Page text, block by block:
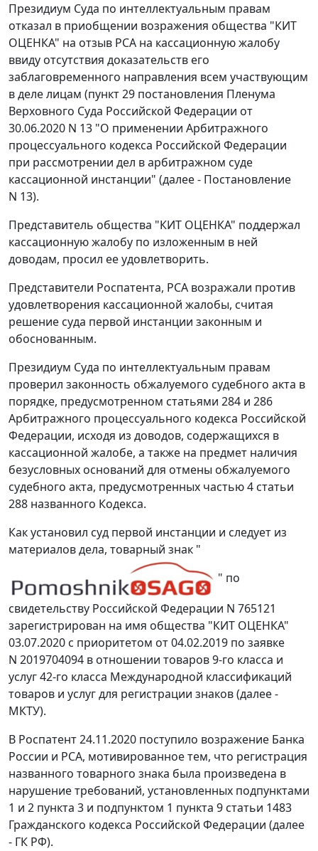
Президиум Суда по интеллектуальным правам
отказал в приобщении возражения общества "КИТ
ОЦЕНКА" на отзыв РСА на кассационную жалобу
ввиду отсутствия доказательств его
заблаговременного направления всем участвующим
в деле лицам (пункт 29 постановления Пленума
Верховного Суда Российской Федерации от
30.06.2020 N 13 "О применении Арбитражного
процессуального кодекса Российской Федерации
при рассмотрении дел в арбитражном суде
кассационной инстанции" (далее - Постановление
N 13).
Представитель общества "КИТ ОЦЕНКА" поддержал
кассационную жалобу по изложенным в ней
доводам, просил ее удовлетворить.
Представители Роспатента, РСА возражали против
удовлетворения кассационной жалобы, считая
решение суда первой инстанции законным и
обоснованным.
Президиум Суда по интеллектуальным правам
проверил законность обжалуемого судебного акта в
порядке, предусмотренном статьями 284 и 286
Арбитражного процессуального кодекса Российской
Федерации, исходя из доводов, содержащихся в
кассационной жалобе, а также на предмет наличия
безусловных оснований для отмены обжалуемого
судебного акта, предусмотренных частью 4 статьи
288 названного Кодекса.
Как установил суд первой инстанции и следует из
материалов дела, товарный знак "
" по
свидетельству Российской Федерации N 765121
зарегистрирован на имя общества "КИТ ОЦЕНКА"
03.07.2020 с приоритетом от 04.02.2019 по заявке
N 2019704094 в отношении товаров 9-го класса и
услуг 42-го класса Международной классификаций
товаров и услуг для регистрации знаков (далее -
МКТУ).
В Роспатент 24.11.2020 поступило возражение Банка
России и РСА, мотивированное тем, что регистрация
названного товарного знака была произведена в
нарушение требований, установленных подпунктами
1 и 2 пункта 3 и подпунктом 1 пункта 9 статьи 1483
Гражданского кодекса Российской Федерации (далее
- ГК РФ).